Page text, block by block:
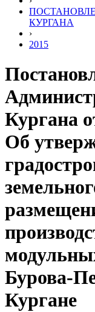
КУРГАНА
›
2015
Кургана
Об
Бурова-
Кургане